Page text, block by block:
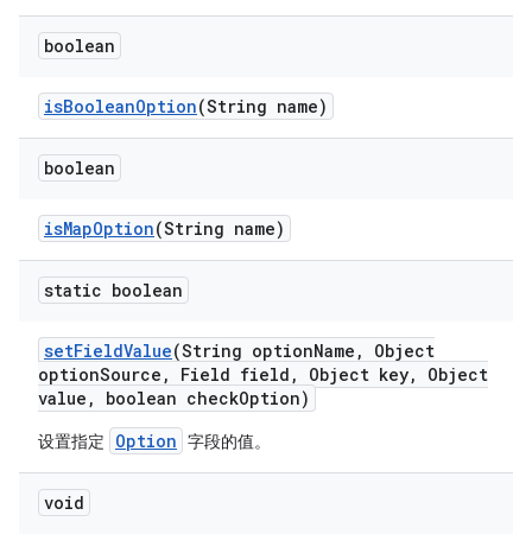
boolean
isBooleanOption(String name)
boolean
isMapOption(String name)
static boolean
setFieldValue(String optionName ,
Object
optionSource , Field field , Object key,
Object
value , boolean checkOption)
设置指定 Option 字段的值。
void